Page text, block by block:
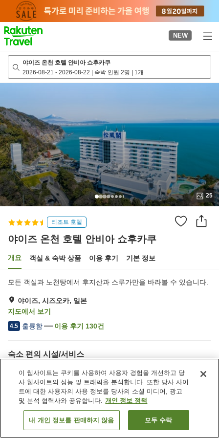
page
NEW
야이즈 온천 호텔 안비아 쇼후카쿠
2026-08-21 - 2026-08-22 | 숙박 인원 2명 | 1개
25
리조트 호텔
야이즈 온천 호텔 안비아 쇼후카쿠
개요 객실 & 숙박 상품 이용 후기 기본 정보
모든 객실과 노천탕에서 후지산과 스루가만을 바라볼 수 있습니다.
야이즈, 시즈오카, 일본
지도에서 보기
4.5 훌륭함 이용 후기 130건
숙소 편의 시설/서비스
주차장
사우나
수영장
라운지
일본 시즈오카 야이즈 야이즈 온천 호텔 안비아 쇼후카쿠
객실 보기
이 웹사이트는 쿠키를 사용하여 사용자 경험을 개선하고 당
사 웹사이트의 성능 및 트래픽을 분석합니다. 또한 당사 사이
트에 대한 사용자의 사용 정보를 당사의 소셜 미디어, 광고
및 분석 협력사와 공유합니다. 개인 정보 정책
내 개인 정보를 판매하지 않음 모두 수락